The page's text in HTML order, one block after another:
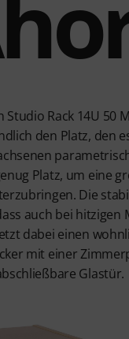
Studio Rack 14U 50
den Platz, den
Platz, um eine
Die
auch bei hitzigen
dabei einen
mit einer
Glastür.